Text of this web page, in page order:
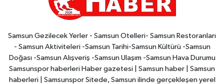
Samsun Gezilecek Yerler - Samsun Otelleri- Samsun Restoranları
- Samsun Aktiviteleri -Samsun Tarihi-Samsun Kültürü -Samsun
Doğası -Samsun Alışveriş -Samsun Ulaşım -Samsun Hava Durumu
Samsunspor haberleri Haber gazetesi | Samsun haber | Samsun
haberleri | Samsunspor Sitede, Samsun ilinde gerçekleşen yerel